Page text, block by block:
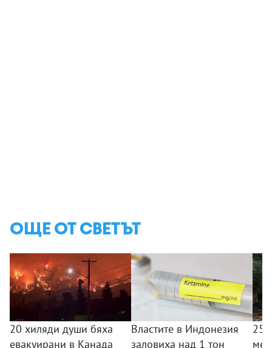
ОЩЕ ОТ СВЕТЪТ
20 хиляди души бяха
евакуирани в Канада
Властите в Индонезия
заловиха над 1 тон
25